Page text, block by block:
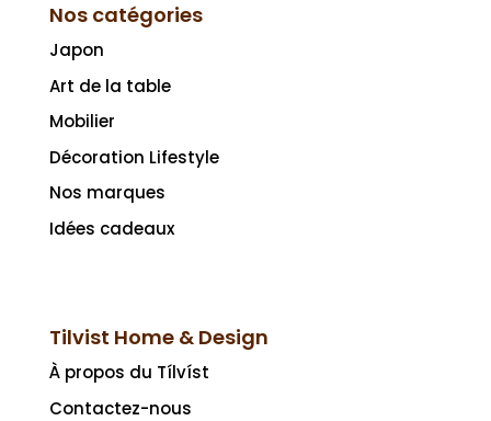
Nos catégories
Japon
Art de la table
Mobilier
Décoration Lifestyle
Nos marques
Idées cadeaux
Tilvist Home & Design
À propos du Tílvíst
Contactez-nous